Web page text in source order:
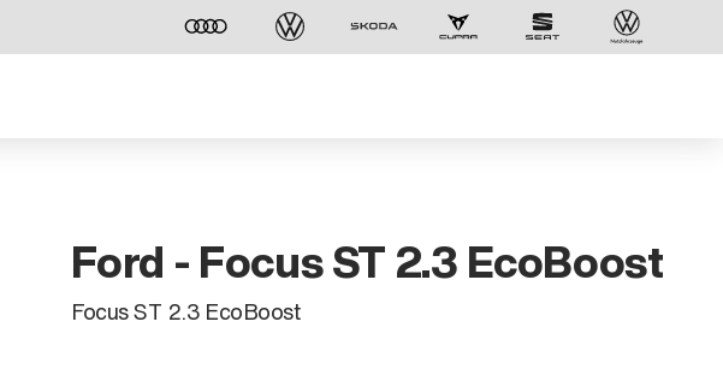
Ford - Focus ST 2.3 EcoBoost
Focus ST 2.3 EcoBoost